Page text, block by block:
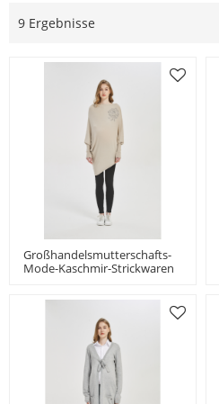
9 Ergebnisse
Großhandelsmutterschafts-
Mode-Kaschmir-Strickwaren